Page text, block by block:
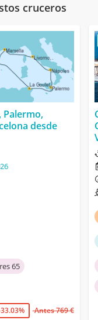
cruceros
Palermo,
desde
65
Antes 769 €